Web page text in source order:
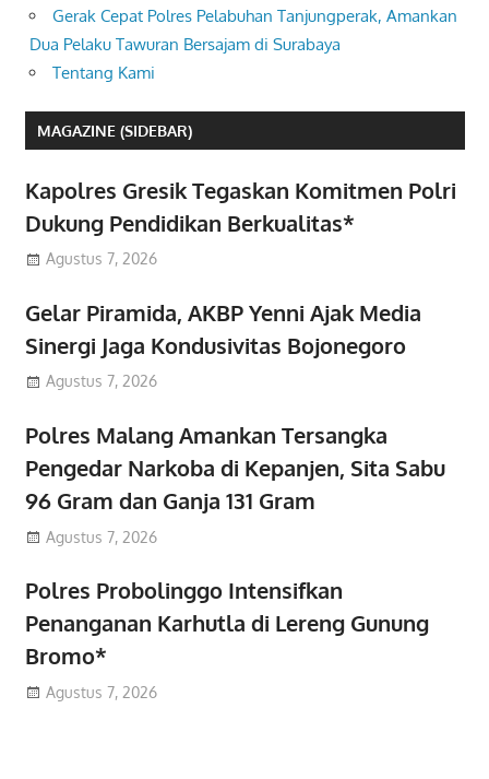
Gerak Cepat Polres Pelabuhan Tanjungperak, Amankan
Dua Pelaku Tawuran Bersajam di Surabaya
Tentang Kami
MAGAZINE (SIDEBAR)
Kapolres Gresik Tegaskan Komitmen Polri
Dukung Pendidikan Berkualitas*
Agustus 7, 2026
Gelar Piramida, AKBP Yenni Ajak Media
Sinergi Jaga Kondusivitas Bojonegoro
Agustus 7, 2026
Polres Malang Amankan Tersangka
Pengedar Narkoba di Kepanjen, Sita Sabu
96 Gram dan Ganja 131 Gram
Agustus 7, 2026
Polres Probolinggo Intensifkan
Penanganan Karhutla di Lereng Gunung
Bromo*
Agustus 7, 2026